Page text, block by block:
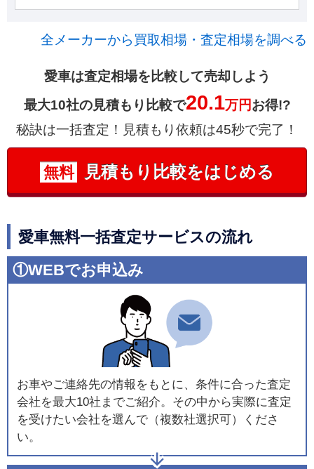
全メーカーから買取相場・査定相場を調べる
愛車は査定相場を比較して売却しよう
最大10社の見積もり比較で20.1万円お得!?
秘訣は一括査定！見積もり依頼は45秒で完了！
無料 見積もり比較をはじめる
愛車無料一括査定サービスの流れ
①WEBでお申込み
お車やご連絡先の情報をもとに、条件に合った査定
会社を最大10社までご紹介。その中から実際に査定
を受けたい会社を選んで（複数社選択可）くださ
い。